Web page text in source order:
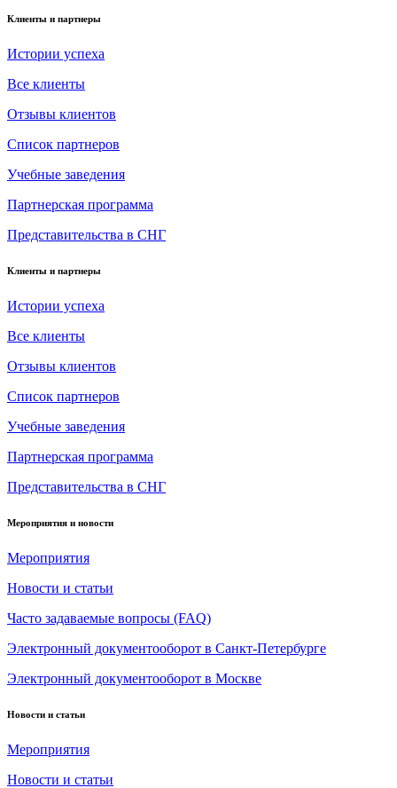
Клиенты и партнеры
Истории успеха
Все клиенты
Отзывы клиентов
Список партнеров
Учебные заведения
Партнерская программа
Представительства в СНГ
Клиенты и партнеры
Истории успеха
Все клиенты
Отзывы клиентов
Список партнеров
Учебные заведения
Партнерская программа
Представительства в СНГ
Мероприятия и новости
Мероприятия
Новости и статьи
Часто задаваемые вопросы (FAQ)
Электронный документооборот в Санкт-Петербурге
Электронный документооборот в Москве
Новости и статьи
Мероприятия
Новости и статьи